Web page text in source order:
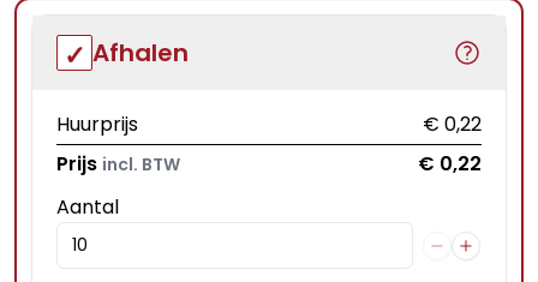
Afhalen
Huurprijs
€ 0,22
Prijs incl. BTW
€ 0,22
Aantal